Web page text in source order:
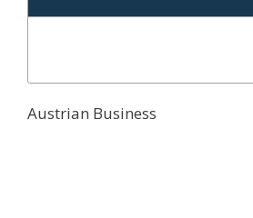
Austrian Business